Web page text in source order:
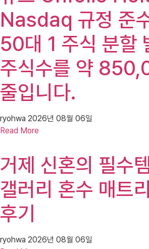
Nasdaq 규정 준
50대 1 주식 분할
주식수를 약
줄입니다.
ryohwa 2026년 08월 06일
Read More
거제 신혼의 필수
갤러리 혼수 매트
후기
ryohwa 2026년 08월 06일